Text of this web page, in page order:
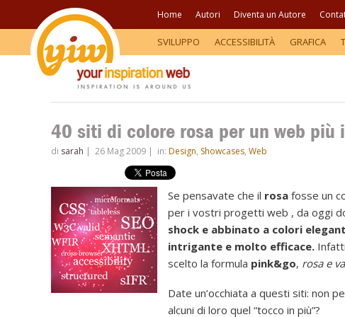
Home Autori Diventa un Autore
SVILUPPO ACCESSIBILITÀ GRAFICA
40 siti di colore rosa per un web più
di sarah | 26 Mag 2009 | in: Design, Showcases, Web
Se pensavate che il rosa fosse un
per i vostri progetti web , da oggi
shock e abbinato a colori
intrigante e molto efficace.
scelto la formula pink&go, rosa e
Date un’occhiata a questi siti: non
alcuni di loro quel “tocco in più”?